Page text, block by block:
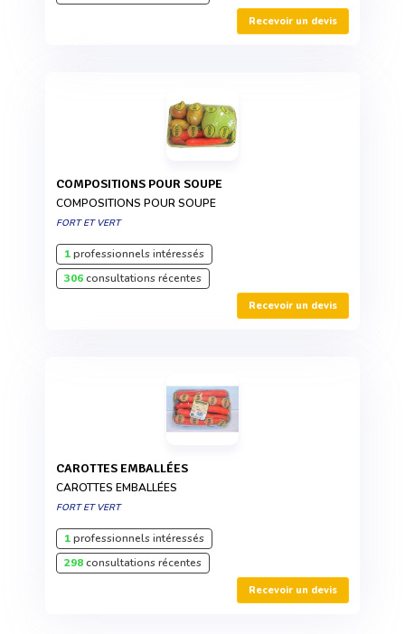
Recevoir un devis
COMPOSITIONS POUR SOUPE
COMPOSITIONS POUR SOUPE
FORT ET VERT
1professionnels intéressés
306consultations récentes
Recevoir un devis
CAROTTES EMBALLÉES
CAROTTES EMBALLÉES
FORT ET VERT
1professionnels intéressés
298consultations récentes
Recevoir un devis